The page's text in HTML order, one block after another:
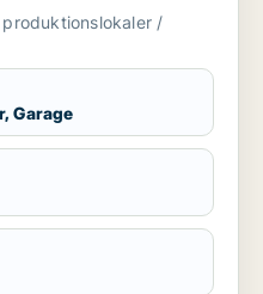
/
Garage